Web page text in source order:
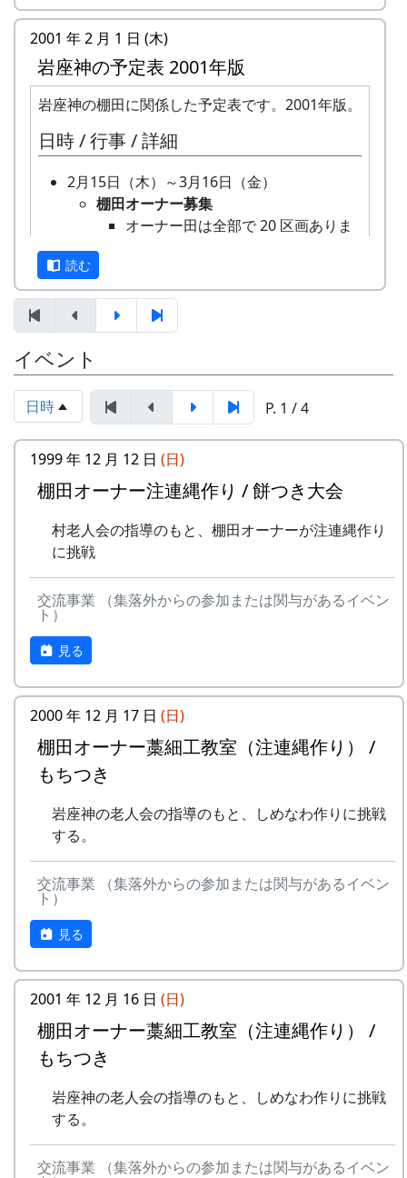
ています。（予定変更。17日に延期
されました。）再度、予定変更。や
っぱりやります。というか、やりま
した。ごめんなさい。
10月9日（土）
10月10日（日）
10月11日（祝）
オーナー田収穫祭
天日干しにした稲を脱穀し、籾摺り
案山子コンテスト
今日まで活躍（？）してくれた案山
10月17日（日）
蕎麦刈り
蕎麦の刈取り。人手不足が心配され
ています。当初の予定通り、３日に
行われました。
12月12日（日）
注連縄作り
ーが注連縄作りに挑戦
予定がころころと変更されたような気がします
が、気のせいでしょうか。
NASAのスペースシャトルですら、天候で打上げ
作物が相手ですから、これぐらいは誤差の範囲と
いうことで、どうか大目に見てください。
区画について、新しいオーナーを募
集。
3月24日（金） 2000-03-24 棚田オーナー選
考会
選考会
面式
棚田オーナー（都会から米を作りに
来る人たち）と棚田保存会（岩座神
の住人）の初顔合わせ。お互いの自
画の抽選が行なわれる。
5月14日（日） 2000-05-14 棚田オーナー田
植え
水田に入って、苗を手で植える。
6月11日（日） 2000-06-11 棚田オーナー草
刈り、肥料散布
草刈り、肥料散布
石垣や畦道の草刈り、肥料の散布。
7月30日（日）2000-07-30 棚田オーナー草引
草引き作業
あまごつかみ
川に放流されたあまごを手で掴んで
案山子作り
案山子を作って田んぼの畦に立て
万年草挿し木
8月20日（日）2000-08-20 蕎麦種蒔き
蕎麦の種を植える。
9月24日（日）2000-09-24 棚田オーナー稲刈
取り、稲木に掛けて天日干しにす
る。
10月7日（土）～10月8日（日）2000-10-07
宵宮 2000-10-08 秋祭
7日が宵宮。
10月15日（日）2000-10-15 棚田オーナー脱
穀 ...
脱穀（だっこく）・籾摺り（もみすり）
2001 年 2 月 1 日 (木)
岩座神の予定表 2001年版
岩座神の棚田に関係した予定表です。2001年版。
日時 / 行事 / 詳細
2月15日（木）～3月16日（金）
棚田オーナー募集
オーナー田は全部で 20 区画ありま
どの詳細は、加美町のホームページ
でご確認ください。( 加美町 > 加美
町棚田オーナー募集中 > 岩座神棚田
3月16日（金）
棚田オーナー選考会
4月22日（日）
棚田オーナー対面式
棚田オーナー（都会から米を作りに
来る人たち）と棚田保存会（岩座神
己紹介やら、農業改良普及センター
画の抽選が行なわれる。
5月13日（日）
6月10日（日）
草刈り、肥料散布
石垣や畦道の草刈り、肥料の散布。
7月29日（日）
草引き作業
川に放流されたあまごを手で掴んで
ョン。串に刺して塩焼きにして食す
る。
万年草挿し芽
石垣を飾る万年草の苗を育てるため
に、ポットに挿し芽をする。
8月19日（日）
蕎麦植え
9月23日（日）
鎌（のこぎり鎌）を使って稲を刈り
取り、稲木に掛けて天日干しにす
読む
イベント
日時 P. 1 / 4
1999 年 12 月 12 日 (日)
棚田オーナー注連縄作り / 餅つき大会
村老人会の指導のもと、棚田オーナーが注連縄作り
に挑戦
交流事業 （集落外からの参加または関与があるイベン
ト）
見る
2000 年 12 月 17 日 (日)
棚田オーナー藁細工教室（注連縄作り） /
もちつき
岩座神の老人会の指導のもと、しめなわ作りに挑戦
する。
交流事業 （集落外からの参加または関与があるイベン
ト）
見る
2001 年 12 月 16 日 (日)
棚田オーナー藁細工教室（注連縄作り） /
もちつき
岩座神の老人会の指導のもと、しめなわ作りに挑戦
する。
交流事業 （集落外からの参加または関与があるイベン